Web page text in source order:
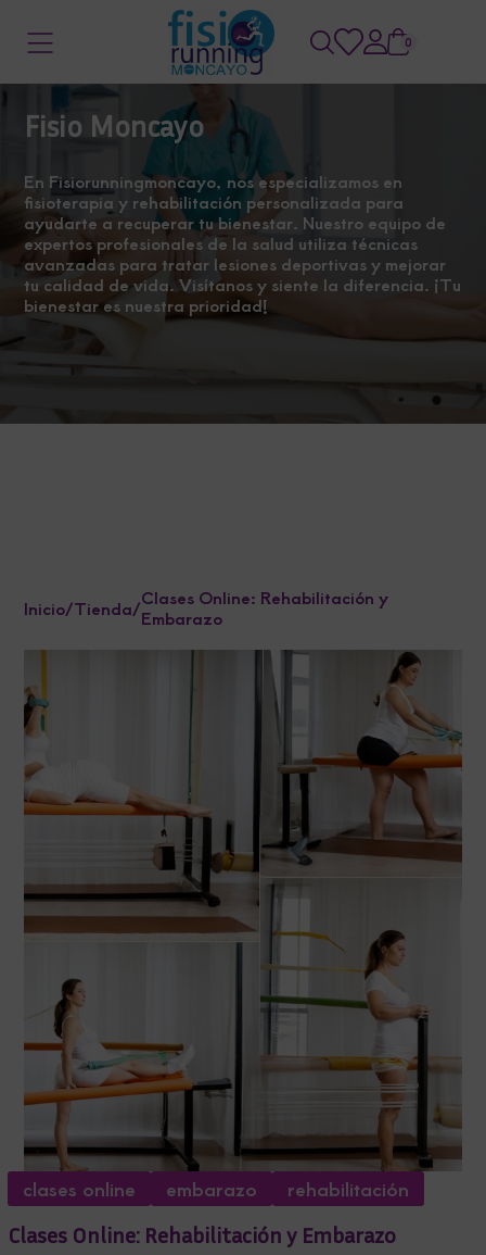
0
Fisio Moncayo
En Fisiorunningmoncayo, nos especializamos en
fisioterapia y rehabilitación personalizada para
ayudarte a recuperar tu bienestar. Nuestro equipo de
expertos profesionales de la salud utiliza técnicas
avanzadas para tratar lesiones deportivas y mejorar
tu calidad de vida. Visítanos y siente la diferencia. ¡Tu
bienestar es nuestra prioridad!
Inicio/Tienda/Clases Online: Rehabilitación y
Embarazo
clases online embarazo
rehabilitación
Clases Online: Rehabilitación y Embarazo